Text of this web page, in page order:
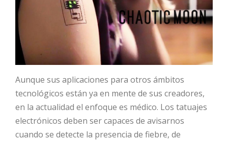
Aunque sus aplicaciones para otros ámbitos
tecnológicos están ya en mente de sus creadores,
en la actualidad el enfoque es médico. Los tatuajes
electrónicos deben ser capaces de avisarnos
cuando se detecte la presencia de fiebre, de